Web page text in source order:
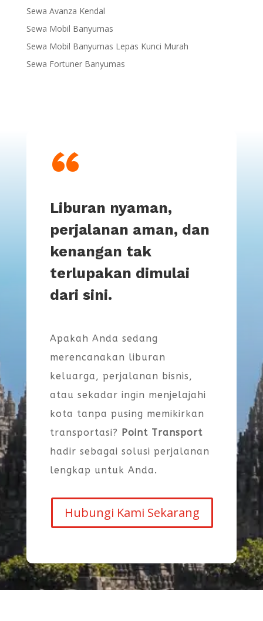
Sewa Avanza Kendal
Sewa Mobil Banyumas
Sewa Mobil Banyumas Lepas Kunci Murah
Sewa Fortuner Banyumas
“
Liburan nyaman,
perjalanan aman, dan
kenangan tak
terlupakan dimulai
dari sini.
Apakah Anda sedang
merencanakan liburan
keluarga, perjalanan bisnis,
atau sekadar ingin menjelajahi
kota tanpa pusing memikirkan
transportasi? Point Transport
hadir sebagai solusi perjalanan
lengkap untuk Anda.
Hubungi Kami Sekarang